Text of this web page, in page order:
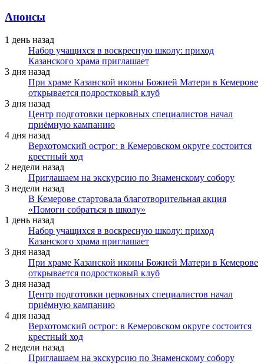
Анонсы
1 день назад
Набор учащихся в воскресную школу: приход
Казанского храма приглашает
3 дня назад
При храме Казанской иконы Божией Матери в Кемерове
открывается подростковый клуб
3 дня назад
Центр подготовки церковных специалистов начал
приёмную кампанию
4 дня назад
Верхотомский острог: в Кемеровском округе состоится
крестный ход
2 недели назад
Приглашаем на экскурсию по Знаменскому собору
3 недели назад
В Кемерове стартовала благотворительная акция
«Помоги собраться в школу»
1 день назад
Набор учащихся в воскресную школу: приход
Казанского храма приглашает
3 дня назад
При храме Казанской иконы Божией Матери в Кемерове
открывается подростковый клуб
3 дня назад
Центр подготовки церковных специалистов начал
приёмную кампанию
4 дня назад
Верхотомский острог: в Кемеровском округе состоится
крестный ход
2 недели назад
Приглашаем на экскурсию по Знаменскому собору